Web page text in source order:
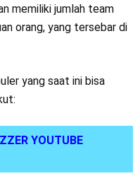
memiliki jumlah team
orang, yang tersebar di
yang saat ini bisa
YOUTUBE